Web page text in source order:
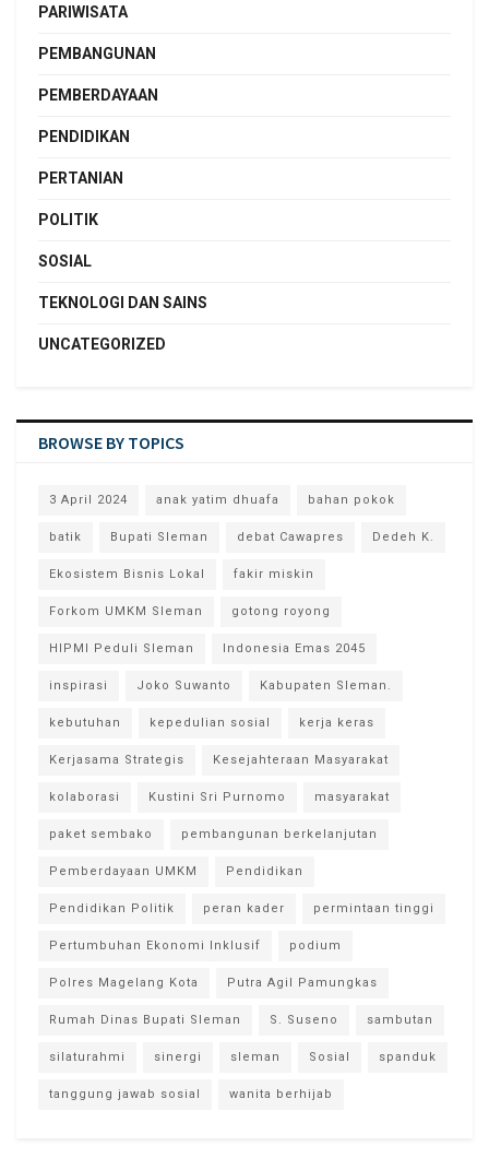
PARIWISATA
PEMBANGUNAN
PEMBERDAYAAN
PENDIDIKAN
PERTANIAN
POLITIK
SOSIAL
TEKNOLOGI DAN SAINS
UNCATEGORIZED
BROWSE BY TOPICS
3 April 2024 anak yatim dhuafa bahan pokok
batik Bupati Sleman debat Cawapres Dedeh K.
Ekosistem Bisnis Lokal fakir miskin
Forkom UMKM Sleman gotong royong
HIPMI Peduli Sleman Indonesia Emas 2045
inspirasi Joko Suwanto Kabupaten Sleman.
kebutuhan kepedulian sosial kerja keras
Kerjasama Strategis Kesejahteraan Masyarakat
kolaborasi Kustini Sri Purnomo masyarakat
paket sembako pembangunan berkelanjutan
Pemberdayaan UMKM Pendidikan
Pendidikan Politik peran kader permintaan tinggi
Pertumbuhan Ekonomi Inklusif podium
Polres Magelang Kota Putra Agil Pamungkas
Rumah Dinas Bupati Sleman S. Suseno sambutan
silaturahmi sinergi sleman Sosial spanduk
tanggung jawab sosial wanita berhijab